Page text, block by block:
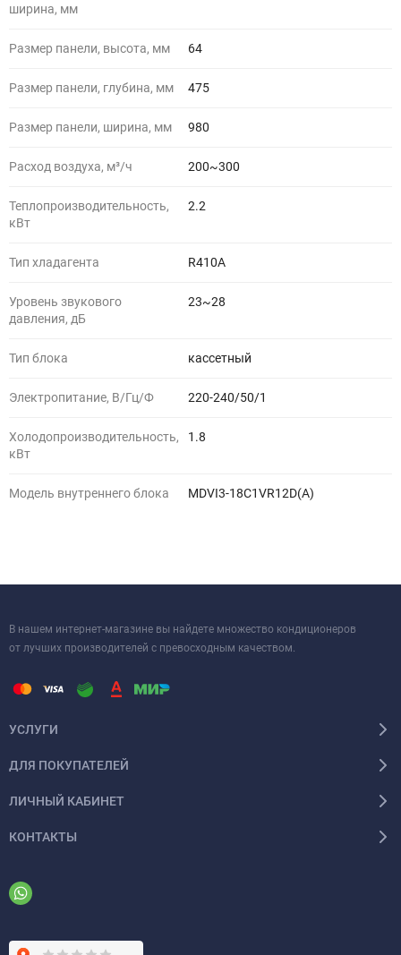
ширина, мм
Размер панели, высота, мм 64
Размер панели, глубина, мм 475
Размер панели, ширина, мм 980
Расход воздуха, м³/ч 200~300
Теплопроизводительность,
кВт
2.2
Тип хладагента R410A
Уровень звукового
давления, дБ
23~28
Тип блока кассетный
Электропитание, В/Гц/Ф 220-240/50/1
Холодопроизводительность,
кВт
1.8
Модель внутреннего блока MDVI3-18C1VR12D(A)
В нашем интернет-магазине вы найдете множество кондиционеров
от лучших производителей с превосходным качеством.
УСЛУГИ
ДЛЯ ПОКУПАТЕЛЕЙ
ЛИЧНЫЙ КАБИНЕТ
КОНТАКТЫ